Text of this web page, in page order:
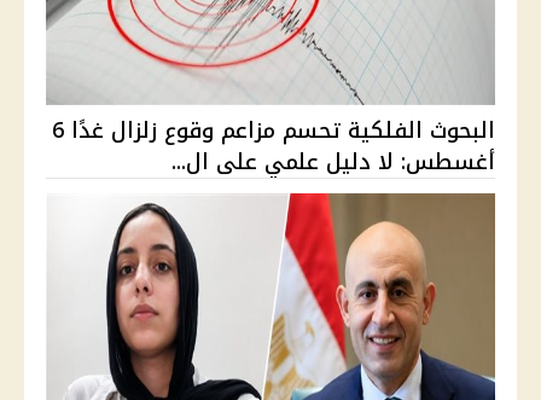
البحوث الفلكية تحسم مزاعم وقوع زلزال غدًا 6
أغسطس: لا دليل علمي على ال...